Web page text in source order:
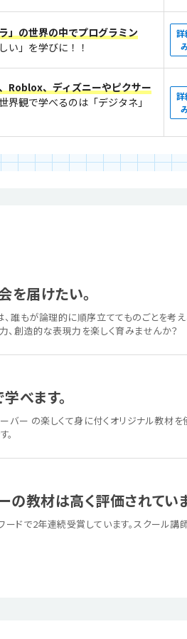
」の世界の中でプログラミン
しい」を学びに！！
詳
Roblox、ディズニーやピクサー
界観で学べるのは「デジタネ」
詳
を届けたい。
誰もが論理的に順序立ててものごとを考え
、創造的な表現力を楽しく育みませんか？
べます。
バー の楽しくて身に付くオリジナル教材を
教材は高く評価されていま
ドで2年連続受賞しています。スクール講